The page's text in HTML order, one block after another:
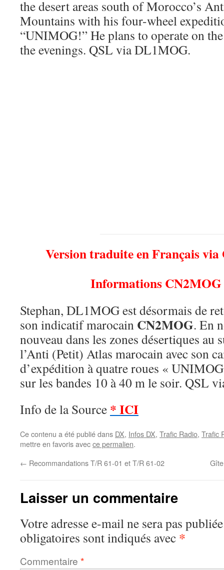
the desert areas south of Morocco’s
Mountains with his four-wheel
“UNIMOG!” He plans to operate on
the evenings. QSL via DL1MOG.
Version traduite en Français via
Informations
Stephan, DL1MOG est désormais de
son indicatif marocain CN2MOG. En
nouveau dans les zones désertiques au
l’Anti (Petit) Atlas marocain avec son
d’expédition à quatre roues «
sur les bandes 10 à 40 m le soir. QSL
Info de la Source * ICI
Ce contenu a été publié dans DX, Infos DX, Trafic Radio, Trafic
mettre en favoris avecce permalien.
← Recommandations T/R 61-01 et T/R 61-02
Laisser un commentaire
Votre adresse e-mail ne sera pas
obligatoires sont indiqués avec *
Commentaire *